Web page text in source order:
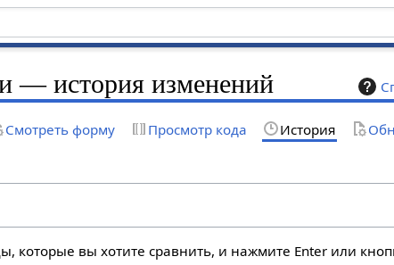
— история изменений
Смотреть форму Просмотр кода История
которые вы хотите сравнить, и нажмите Enter или